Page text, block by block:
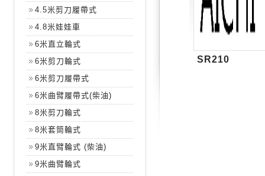
4.5米剪刀履帶式
4.8米娃娃車
6米直立輪式
6米剪刀輪式
6米剪刀履帶式
6米曲臂履帶式(柴油)
8米剪刀輪式
8米套筒輪式
9米直臂輪式 (柴油)
9米曲臂輪式
SR210